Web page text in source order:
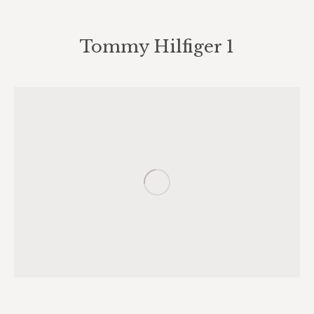
Tommy Hilfiger 1